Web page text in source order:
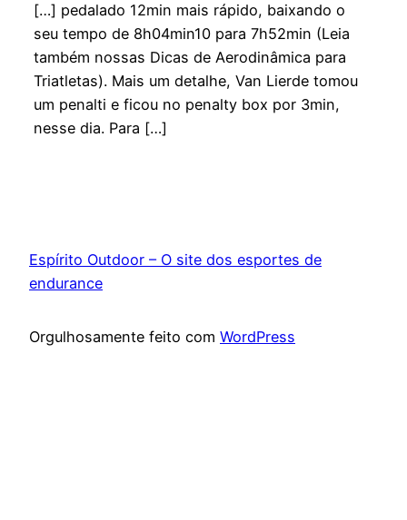
[…] pedalado 12min mais rápido, baixando o
seu tempo de 8h04min10 para 7h52min (Leia
também nossas Dicas de Aerodinâmica para
Triatletas). Mais um detalhe, Van Lierde tomou
um penalti e ficou no penalty box por 3min,
nesse dia. Para […]
Espírito Outdoor – O site dos esportes de
endurance
Orgulhosamente feito com WordPress